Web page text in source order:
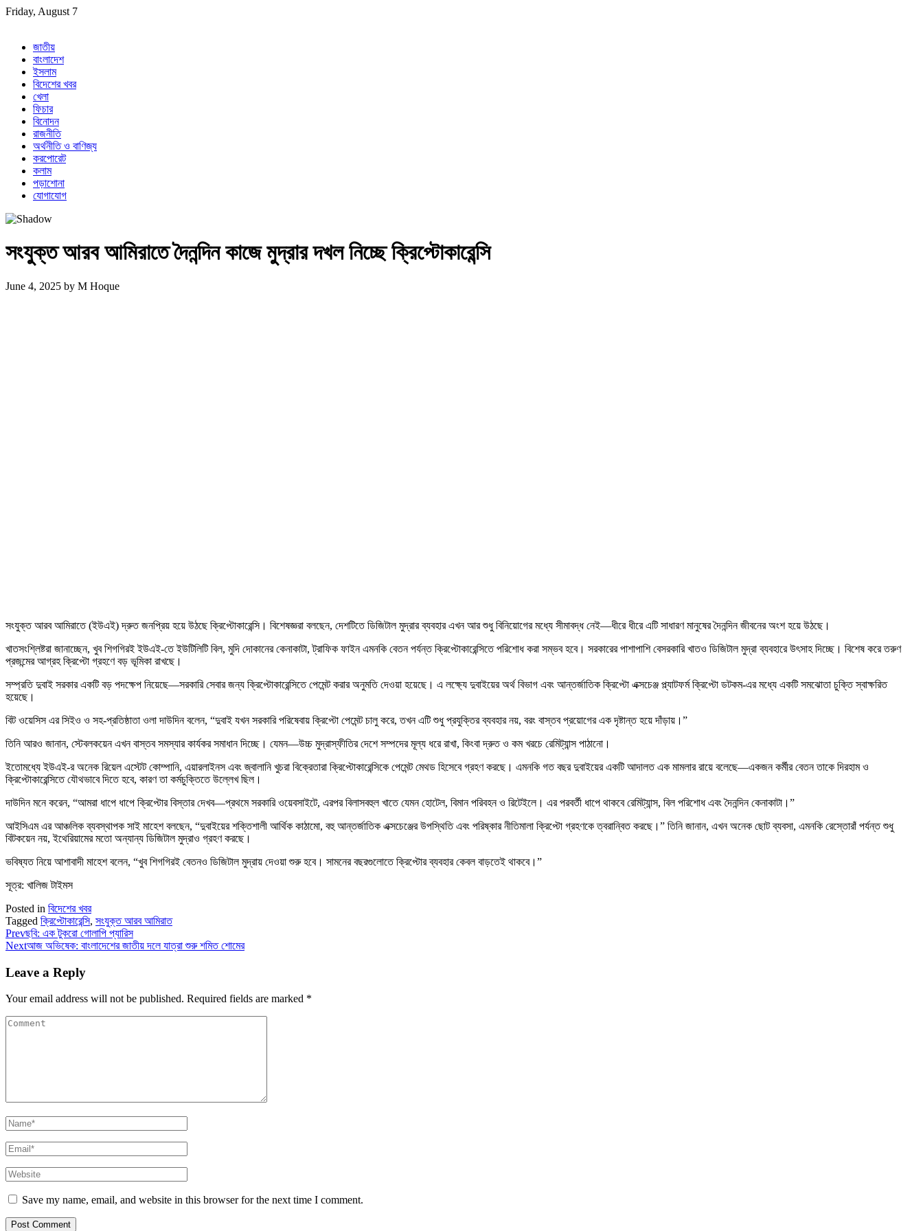
Skip
Friday, August 7
জাতীয়
বাংলাদেশ
ইসলাম
বিদেশের খবর
খেলা
ফিচার
বিনোদন
রাজনীতি
অর্থনীতি ও বাণিজ্য
করপোরেট
কলাম
পড়াশোনা
যোগাযোগ
সংযুক্ত আরব আমিরাতে দৈনন্দিন কাজে মুদ্রার দখল নিচ্ছে ক্রিপ্টোকারেন্সি
June 4, 2025 by M Hoque
সংযুক্ত আরব আমিরাতে (ইউএই) দ্রুত জনপ্রিয় হয়ে উঠছে ক্রিপ্টোকারেন্সি। বিশেষজ্ঞরা বলছেন, দেশটিতে ডিজিটাল মুদ্রার ব্যবহার এখন আর শুধু বিনিয়োগের মধ্যে সীমাবদ্ধ নেই—ধীরে ধীরে এটি সাধারণ মানুষের দৈনন্দিন জীবনের অংশ হয়ে উঠছে।
খাতসংশ্লিষ্টরা জানাচ্ছেন, খুব শিগগিরই ইউএই-তে ইউটিলিটি বিল, মুদি দোকানের কেনাকাটা, ট্রাফিক ফাইন এমনকি বেতন পর্যন্ত ক্রিপ্টোকারেন্সিতে পরিশোধ করা সম্ভব হবে। সরকারের পাশাপাশি বেসরকারি খাতও ডিজিটাল মুদ্রা ব্যবহারে উৎসাহ দিচ্ছে। বিশেষ করে তরুণ
প্রজন্মের আগ্রহ ক্রিপ্টো গ্রহণে বড় ভূমিকা রাখছে।
সম্প্রতি দুবাই সরকার একটি বড় পদক্ষেপ নিয়েছে—সরকারি সেবার জন্য ক্রিপ্টোকারেন্সিতে পেমেন্ট করার অনুমতি দেওয়া হয়েছে। এ লক্ষ্যে দুবাইয়ের অর্থ বিভাগ এবং আন্তর্জাতিক ক্রিপ্টো এক্সচেঞ্জ প্ল্যাটফর্ম ক্রিপ্টো ডটকম-এর মধ্যে একটি সমঝোতা চুক্তি স্বাক্ষরিত
হয়েছে।
বিট ওয়েসিস এর সিইও ও সহ-প্রতিষ্ঠাতা ওলা দাউদিন বলেন, “দুবাই যখন সরকারি পরিষেবায় ক্রিপ্টো পেমেন্ট চালু করে, তখন এটি শুধু প্রযুক্তির ব্যবহার নয়, বরং বাস্তব প্রয়োগের এক দৃষ্টান্ত হয়ে দাঁড়ায়।”
তিনি আরও জানান, স্টেবলকয়েন এখন বাস্তব সমস্যার কার্যকর সমাধান দিচ্ছে। যেমন—উচ্চ মুদ্রাস্ফীতির দেশে সম্পদের মূল্য ধরে রাখা, কিংবা দ্রুত ও কম খরচে রেমিট্যান্স পাঠানো।
ইতোমধ্যে ইউএই-র অনেক রিয়েল এস্টেট কোম্পানি, এয়ারলাইনস এবং জ্বালানি খুচরা বিক্রেতারা ক্রিপ্টোকারেন্সিকে পেমেন্ট মেথড হিসেবে গ্রহণ করছে। এমনকি গত বছর দুবাইয়ের একটি আদালত এক মামলার রায়ে বলেছে—একজন কর্মীর বেতন তাকে দিরহাম ও
ক্রিপ্টোকারেন্সিতে যৌথভাবে দিতে হবে, কারণ তা কর্মচুক্তিতে উল্লেখ ছিল।
দাউদিন মনে করেন, “আমরা ধাপে ধাপে ক্রিপ্টোর বিস্তার দেখব—প্রথমে সরকারি ওয়েবসাইটে, এরপর বিলাসবহুল খাতে যেমন হোটেল, বিমান পরিবহন ও রিটেইলে। এর পরবর্তী ধাপে থাকবে রেমিট্যান্স, বিল পরিশোধ এবং দৈনন্দিন কেনাকাটা।”
আইসিএম এর আঞ্চলিক ব্যবস্থাপক সাই মাহেশ বলছেন, “দুবাইয়ের শক্তিশালী আর্থিক কাঠামো, বহু আন্তর্জাতিক এক্সচেঞ্জের উপস্থিতি এবং পরিষ্কার নীতিমালা ক্রিপ্টো গ্রহণকে ত্বরান্বিত করছে।” তিনি জানান, এখন অনেক ছোট ব্যবসা, এমনকি রেস্তোরাঁ পর্যন্ত শুধু
বিটকয়েন নয়, ইথেরিয়ামের মতো অন্যান্য ডিজিটাল মুদ্রাও গ্রহণ করছে।
ভবিষ্যত নিয়ে আশাবাদী মাহেশ বলেন, “খুব শিগগিরই বেতনও ডিজিটাল মুদ্রায় দেওয়া শুরু হবে। সামনের বছরগুলোতে ক্রিপ্টোর ব্যবহার কেবল বাড়তেই থাকবে।”
সূত্র: খালিজ টাইমস
Posted in বিদেশের খবর
Tagged ক্রিপ্টোকারেন্সি, সংযুক্ত আরব আমিরাত
Prevছবি: এক টুকরো গোলাপি প্যারিস
Nextআজ অভিষেক: বাংলাদেশের জাতীয় দলে যাত্রা শুরু শমিত শোমের
Leave a Reply
Your email address will not be published. Required fields are marked *
Save my name, email, and website in this browser for the next time I comment.